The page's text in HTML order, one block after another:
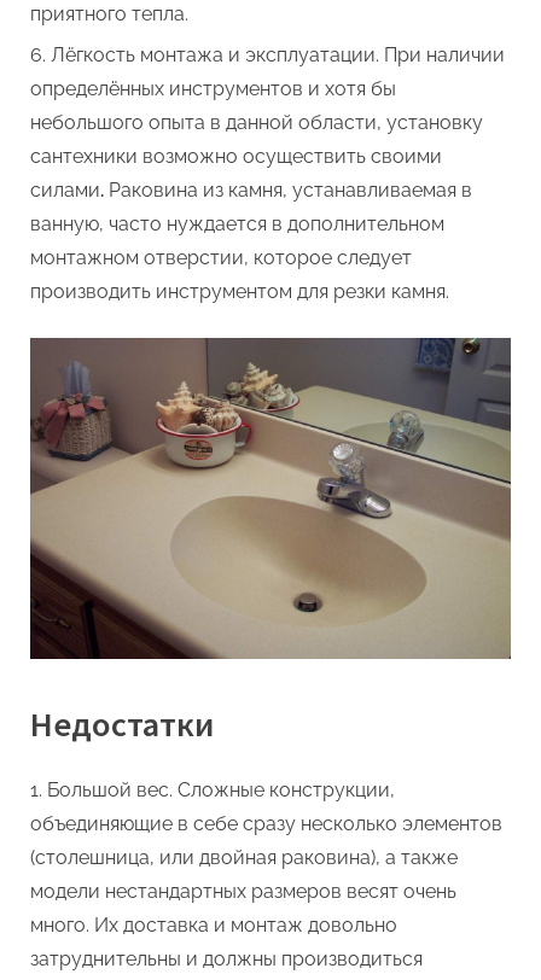
приятного тепла.
Лёгкость монтажа и эксплуатации. При наличии
определённых инструментов и хотя бы
небольшого опыта в данной области, установку
сантехники возможно осуществить своими
силами. Раковина из камня, устанавливаемая в
ванную, часто нуждается в дополнительном
монтажном отверстии, которое следует
производить инструментом для резки камня.
Недостатки
Большой вес. Сложные конструкции,
объединяющие в себе сразу несколько элементов
(столешница, или двойная раковина), а также
модели нестандартных размеров весят очень
много. Их доставка и монтаж довольно
затруднительны и должны производиться